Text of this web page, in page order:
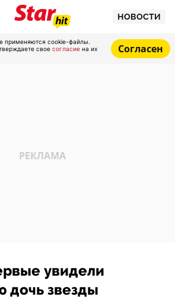
НОВОСТИ
применяются cookie-файлы.
свое согласие на их
Согласен
увидели
дочь звезды